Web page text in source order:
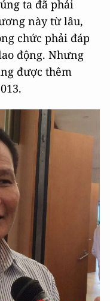
ta đã phải
này từ lâu,
chức phải đáp
động. Nhưng
được thêm